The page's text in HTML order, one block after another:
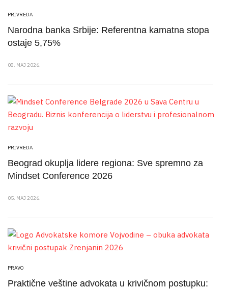
PRIVREDA
Narodna banka Srbije: Referentna kamatna stopa
ostaje 5,75%
08. MAJ 2026.
PRIVREDA
Beograd okuplja lidere regiona: Sve spremno za
Mindset Conference 2026
05. MAJ 2026.
PRAVO
Praktične veštine advokata u krivičnom postupku: